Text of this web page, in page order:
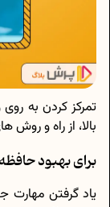
تمرکز کردن به
بالا، از راه و
برای بهبود
یاد گرفتن مهارت